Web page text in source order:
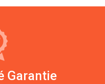
Garantie